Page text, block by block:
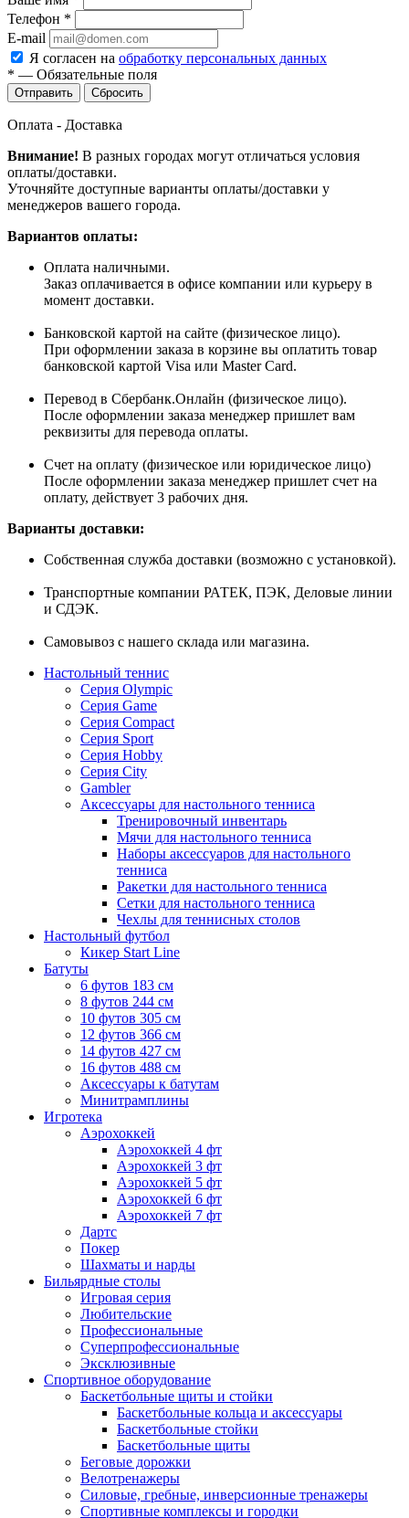
Телефон *
E-mail
Я согласен на обработку персональных данных
* — Обязательные поля
Сбросить
Оплата - Доставка
Внимание! В разных городах могут отличаться условия
оплаты/доставки.
Уточняйте доступные варианты оплаты/доставки у
менеджеров вашего города.
Вариантов оплаты:
Оплата наличными.
Заказ оплачивается в офисе компании или курьеру в
момент доставки.
Банковской картой на сайте (физическое лицо).
При оформлении заказа в корзине вы оплатить товар
банковской картой Visa или Master Card.
Перевод в Сбербанк.Онлайн (физическое лицо).
После оформлении заказа менеджер пришлет вам
реквизиты для перевода оплаты.
Счет на оплату (физическое или юридическое лицо)
После оформлении заказа менеджер пришлет счет на
оплату, действует 3 рабочих дня.
Варианты доставки:
Собственная служба доставки (возможно с установкой).
Транспортные компании РАТЕК, ПЭК, Деловые линии
и СДЭК.
Самовывоз с нашего склада или магазина.
Настольный теннис
Серия Olympic
Серия Game
Серия Compact
Серия Sport
Серия Hobby
Серия City
Gambler
Аксессуары для настольного тенниса
Тренировочный инвентарь
Мячи для настольного тенниса
Наборы аксессуаров для настольного
тенниса
Ракетки для настольного тенниса
Сетки для настольного тенниса
Чехлы для теннисных столов
Настольный футбол
Кикер Start Line
Батуты
6 футов 183 см
8 футов 244 см
10 футов 305 см
12 футов 366 см
14 футов 427 см
16 футов 488 см
Аксессуары к батутам
Минитрамплины
Игротека
Аэрохоккей
Аэрохоккей 4 фт
Аэрохоккей 3 фт
Аэрохоккей 5 фт
Аэрохоккей 6 фт
Аэрохоккей 7 фт
Дартс
Покер
Шахматы и нарды
Бильярдные столы
Игровая серия
Любительские
Профессиональные
Суперпрофессиональные
Эксклюзивные
Спортивное оборудование
Баскетбольные щиты и стойки
Баскетбольные кольца и аксессуары
Баскетбольные стойки
Баскетбольные щиты
Беговые дорожки
Велотренажеры
Силовые, гребные, инверсионные тренажеры
Спортивные комплексы и городки